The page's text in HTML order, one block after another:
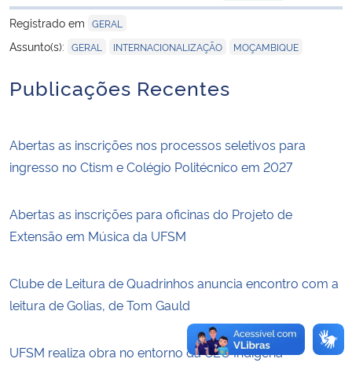
Planalto
para área de
Registrado em GERAL
Assunto(s): GERAL INTERNACIONALIZAÇÃO MOÇAMBIQUE
Publicações Recentes
Abertas as inscrições nos processos seletivos para
ingresso no Ctism e Colégio Politécnico em 2027
Abertas as inscrições para oficinas do Projeto de
Extensão em Música da UFSM
Clube de Leitura de Quadrinhos anuncia encontro com a
leitura de Golias, de Tom Gauld
UFSM realiza obra no entorno da CEU Indígena